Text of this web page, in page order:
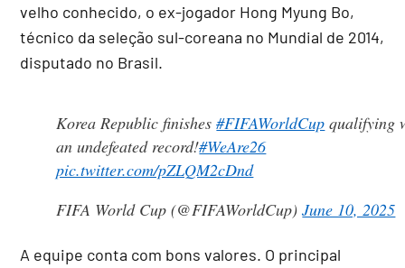
velho conhecido, o ex-jogador Hong Myung Bo,
técnico da seleção sul-coreana no Mundial de 2014,
disputado no Brasil.
Korea Republic finishes#FIFAWorldCup qualifying
an undefeated record!#WeAre26
pic.twitter.com/pZLQM2cDnd
FIFA World Cup (@FIFAWorldCup)June 10, 2025
A equipe conta com bons valores. O principal